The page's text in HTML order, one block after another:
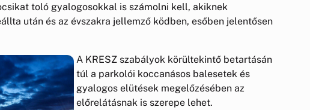
toló gyalogosokkal is számolni kell, akiknek
után és az évszakra jellemző ködben, esőben jelentősen
A KRESZ szabályok körültekintő betartásán
túl a parkolói koccanásos balesetek és
gyalogos elütések megelőzésében az
előrelátásnak is szerepe lehet.